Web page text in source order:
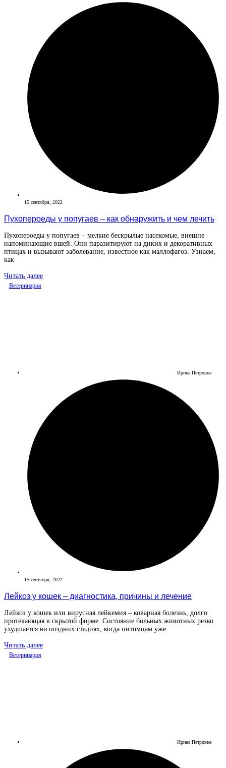
15 сентября, 2022
Пухопероеды у попугаев – как обнаружить и чем лечить
Пухопероеды у попугаев – мелкие бескрылые насекомые, внешне
напоминающие вшей. Они паразитируют на диких и декоративных
птицах и вызывают заболевание, известное как маллофагоз. Узнаем,
как
Читать далее
Ветеринария
Ирина Петровна
15 сентября, 2022
Лейкоз у кошек – диагностика, причины и лечение
Лейкоз у кошек или вирусная лейкемия – коварная болезнь, долго
протекающая в скрытой форме. Состояние больных животных резко
ухудшается на поздних стадиях, когда питомцам уже
Читать далее
Ветеринария
Ирина Петровна